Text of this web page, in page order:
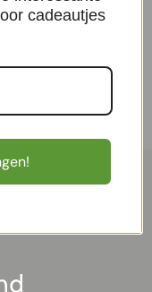
Pilea 25 cm –
cadeautjes